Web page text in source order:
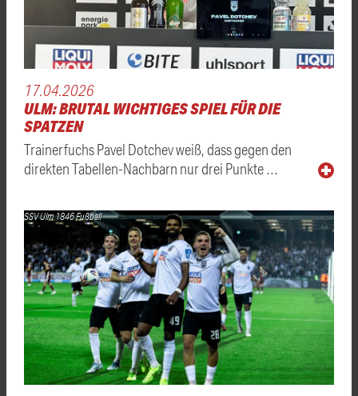
17.04.2026
ULM: BRUTAL WICHTIGES SPIEL FÜR DIE
SPATZEN
Trainerfuchs Pavel Dotchev weiß, dass gegen den
direkten Tabellen-Nachbarn nur drei Punkte …
SSV Ulm 1846 Fußball